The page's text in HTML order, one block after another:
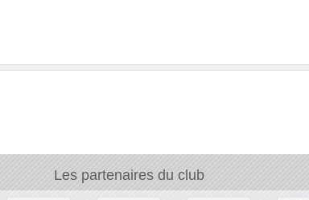
Les partenaires du club